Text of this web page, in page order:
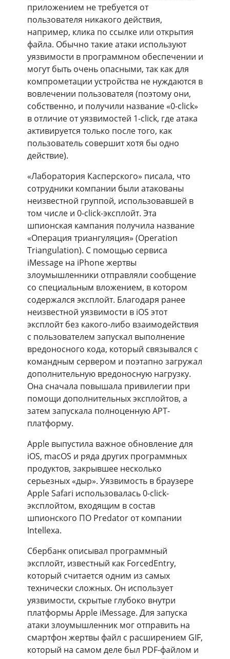
приложением не требуется от
пользователя никакого действия,
например, клика по ссылке или открытия
файла. Обычно такие атаки используют
уязвимости в программном обеспечении и
могут быть очень опасными, так как для
компрометации устройства не нуждаются в
вовлечении пользователя (поэтому они,
собственно, и получили название «0-click»
в отличие от уязвимостей 1-click, где атака
активируется только после того, как
пользователь совершит хотя бы одно
действие).
«Лаборатория Касперского» писала, что
сотрудники компании были атакованы
неизвестной группой, использовавшей в
том числе и 0-click-эксплойт. Эта
шпионская кампания получила название
«Операция триангуляция» (Operation
Triangulation). С помощью сервиса
iMessage на iPhone жертвы
злоумышленники отправляли сообщение
со специальным вложением, в котором
содержался эксплойт. Благодаря ранее
неизвестной уязвимости в iOS этот
эксплойт без какого-либо взаимодействия
с пользователем запускал выполнение
вредоносного кода, который связывался с
командным сервером и поэтапно загружал
дополнительную вредоносную нагрузку.
Она сначала повышала привилегии при
помощи дополнительных эксплойтов, а
затем запускала полноценную APT-
платформу.
Apple выпустила важное обновление для
iOS, macOS и ряда других программных
продуктов, закрывшее несколько
серьезных «дыр». Уязвимость в браузере
Apple Safari использовалась 0-click-
эксплойтом, входящим в состав
шпионского ПО Predator от компании
Intellexa.
Сбербанк описывал программный
эксплойт, известный как ForcedEntry,
который считается одним из самых
технически сложных. Он использует
уязвимости, скрытые глубоко внутри
платформы Apple iMessage. Для запуска
атаки злоумышленник мог отправить на
смартфон жертвы файл с расширением GIF,
который на самом деле был PDF-файлом и